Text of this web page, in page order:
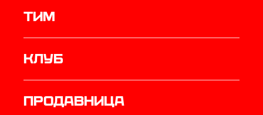
ТИМ
Клуб
продавница